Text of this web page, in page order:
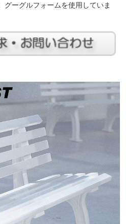
グーグルフォームを使用していま